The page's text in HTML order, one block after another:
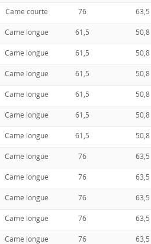
Came courte 76 63,5
Came longue 61,5 50,8
Came longue 61,5 50,8
Came longue 61,5 50,8
Came longue 61,5 50,8
Came longue 61,5 50,8
Came longue 61,5 50,8
Came longue 76 63,5
Came longue 76 63,5
Came longue 76 63,5
Came longue 76 63,5
Came longue 76 63,5